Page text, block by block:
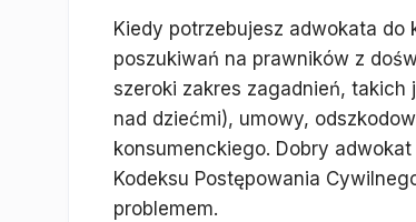
Kiedy potrzebujesz adwokata
poszukiwań na prawników z
szeroki zakres zagadnień,
nad dziećmi), umowy,
konsumenckiego. Dobry
Kodeksu Postępowania
problemem.